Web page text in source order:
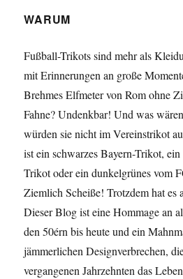
WARUM
Fußball-Trikots sind mehr als
mit Erinnerungen an große
Brehmes Elfmeter von Rom ohne
Fahne? Undenkbar! Und was
würden sie nicht im Vereinstrikot
ist ein schwarzes Bayern-Trikot,
Trikot oder ein dunkelgrünes vom
Ziemlich Scheiße! Trotzdem hat es
Dieser Blog ist eine Hommage an
den 50érn bis heute und ein
jämmerlichen Designverbrechen,
vergangenen Jahrzehnten das